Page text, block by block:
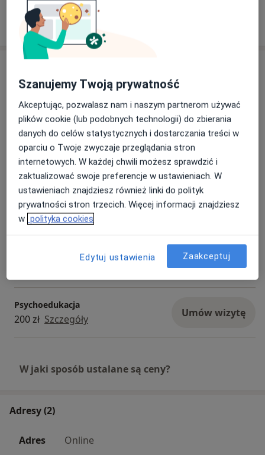
- problemach z zachowaniem (agresja, bunt)
- chcesz lepiej poznać siebie i swoje możliwości
Znajdziesz nas w Środzie Wielkopolskiej i w internecie:
www.ppanimi.pl
Konsultacja psychologiczna
(pierwsza wizyta)
200 zł Szczegóły
Umów wizytę
Konsultacja online
200 zł Szczegóły Umów wizytę
Konsultacja psychologiczna (kolejna
wizyta)
200 zł Szczegóły
Umów wizytę
Konsultacja psychologiczna dla par
Umów wizytę
Psychoedukacja
200 zł Szczegóły Umów wizytę
W jaki sposób ustalane są ceny?
Adresy (2)
Adres Online
Szanujemy Twoją prywatność
Akceptując, pozwalasz nam i naszym partnerom używać
plików cookie (lub podobnych technologii) do zbierania
danych do celów statystycznych i dostarczania treści w
oparciu o Twoje zwyczaje przeglądania stron
internetowych. W każdej chwili możesz sprawdzić i
zaktualizować swoje preferencje w ustawieniach. W
ustawieniach znajdziesz również linki do polityk
prywatności stron trzecich. Więcej informacji znajdziesz
w polityka cookies
Edytuj ustawienia Zaakceptuj